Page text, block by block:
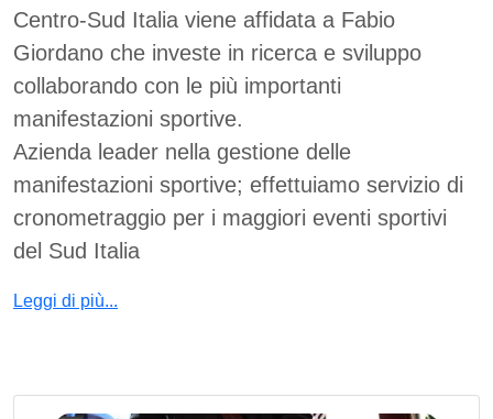
Centro-Sud Italia viene affidata a Fabio
Giordano che investe in ricerca e sviluppo
collaborando con le più importanti
manifestazioni sportive.
Azienda leader nella gestione delle
manifestazioni sportive; effettuiamo servizio di
cronometraggio per i maggiori eventi sportivi
del Sud Italia
Leggi di più...